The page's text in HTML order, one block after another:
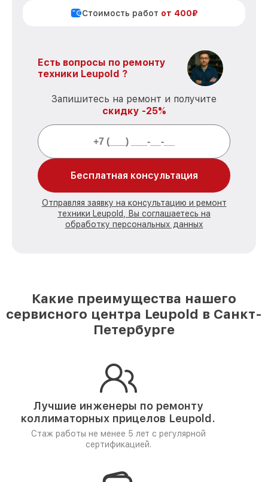
Стоимость работ от 400₽
Есть вопросы по ремонту
техники Leupold ?
Запишитесь на ремонт и получите
скидку -25%
Бесплатная консультация
Отправляя заявку на консультацию и ремонт
техники Leupold, Вы соглашаетесь на
обработку персональных данных
Какие преимущества нашего
сервисного центра Leupold в Санкт-
Петербурге
Лучшие инженеры по ремонту
коллиматорных прицелов Leupold.
Стаж работы не менее 5 лет с регулярной
сертификацией.